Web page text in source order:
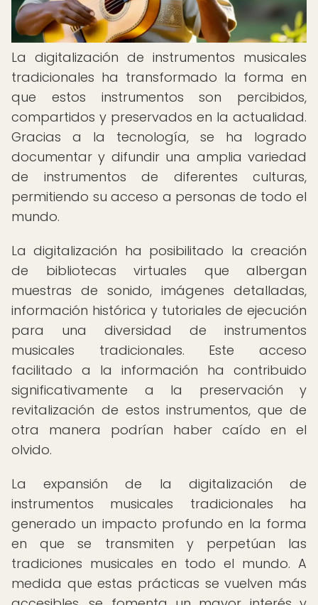
La digitalización de instrumentos musicales
tradicionales ha transformado la forma en
que estos instrumentos son percibidos,
compartidos y preservados en la actualidad.
Gracias a la tecnología, se ha logrado
documentar y difundir una amplia variedad
de instrumentos de diferentes culturas,
permitiendo su acceso a personas de todo el
mundo.
La digitalización ha posibilitado la creación
de bibliotecas virtuales que albergan
muestras de sonido, imágenes detalladas,
información histórica y tutoriales de ejecución
para una diversidad de instrumentos
musicales tradicionales. Este acceso
facilitado a la información ha contribuido
significativamente a la preservación y
revitalización de estos instrumentos, que de
otra manera podrían haber caído en el
olvido.
La expansión de la digitalización de
instrumentos musicales tradicionales ha
generado un impacto profundo en la forma
en que se transmiten y perpetúan las
tradiciones musicales en todo el mundo. A
medida que estas prácticas se vuelven más